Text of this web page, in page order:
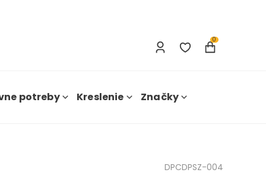
0
potreby Kreslenie Značky
DPCDPSZ-004